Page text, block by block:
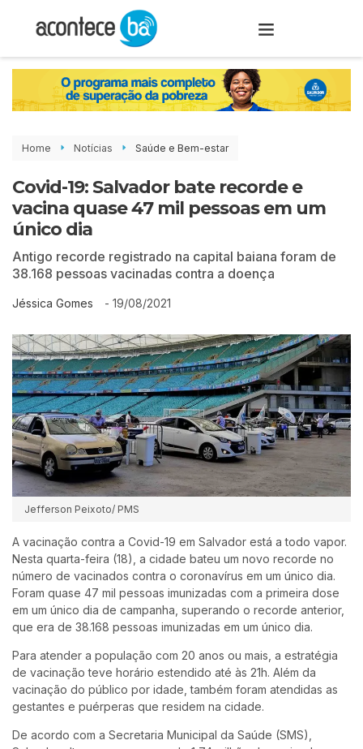
Home Notícias Saúde e Bem-estar
Covid-19: Salvador bate recorde e
vacina quase 47 mil pessoas em um
único dia
Antigo recorde registrado na capital baiana foram de
38.168 pessoas vacinadas contra a doença
Jéssica Gomes - 19/08/2021
Jefferson Peixoto/ PMS
A vacinação contra a Covid-19 em Salvador está a todo vapor.
Nesta quarta-feira (18), a cidade bateu um novo recorde no
número de vacinados contra o coronavírus em um único dia.
Foram quase 47 mil pessoas imunizadas com a primeira dose
em um único dia de campanha, superando o recorde anterior,
que era de 38.168 pessoas imunizadas em um único dia.
Para atender a população com 20 anos ou mais, a estratégia
de vacinação teve horário estendido até às 21h. Além da
vacinação do público por idade, também foram atendidas as
gestantes e puérperas que residem na cidade.
De acordo com a Secretaria Municipal da Saúde (SMS),